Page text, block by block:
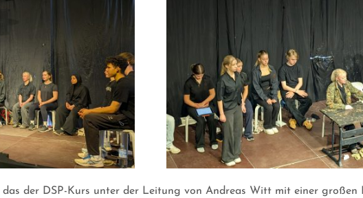
das der DSP-Kurs unter der Leitung von Andreas Witt mit einer